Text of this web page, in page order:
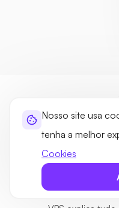
Nosso site usa
tenha a melhor
Cookies
Novo em
Se você está escolhendo
gostaria de saber mais